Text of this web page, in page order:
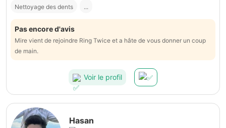
Nettoyage des dents ...
Pas encore d'avis
Mire vient de rejoindre Ring Twice et a hâte de vous donner un coup
de main.
Voir le profil
Hasan